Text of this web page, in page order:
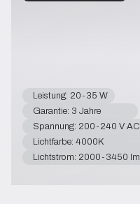
Leistung: 20-35 W
Garantie: 3 Jahre
Spannung: 200-240 V AC
Lichtfarbe: 4000K
Lichtstrom: 2000-3450 lm